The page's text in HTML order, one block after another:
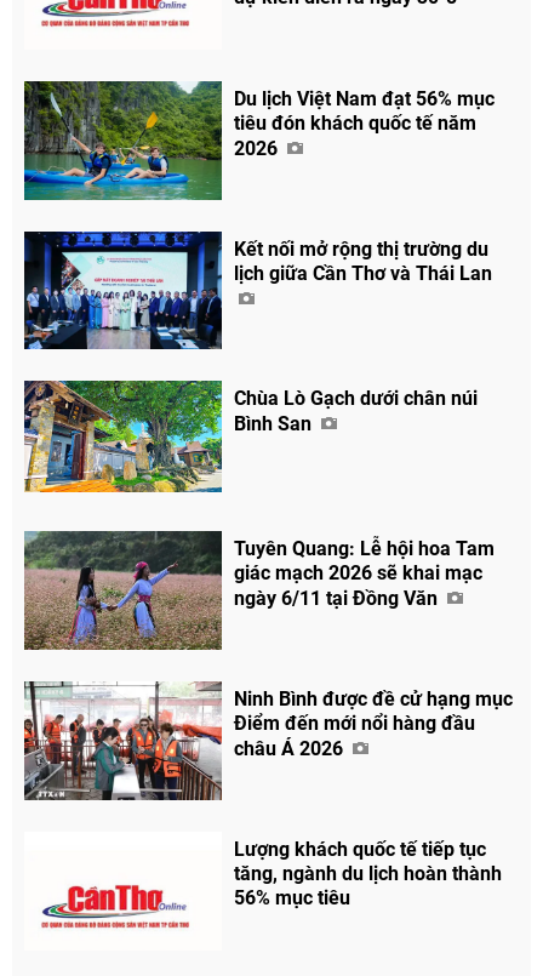
Du lịch Việt Nam đạt 56% mục
tiêu đón khách quốc tế năm
2026
Kết nối mở rộng thị trường du
lịch giữa Cần Thơ và Thái Lan
Chùa Lò Gạch dưới chân núi
Bình San
Tuyên Quang: Lễ hội hoa Tam
giác mạch 2026 sẽ khai mạc
ngày 6/11 tại Đồng Văn
Ninh Bình được đề cử hạng mục
Điểm đến mới nổi hàng đầu
châu Á 2026
Lượng khách quốc tế tiếp tục
tăng, ngành du lịch hoàn thành
56% mục tiêu